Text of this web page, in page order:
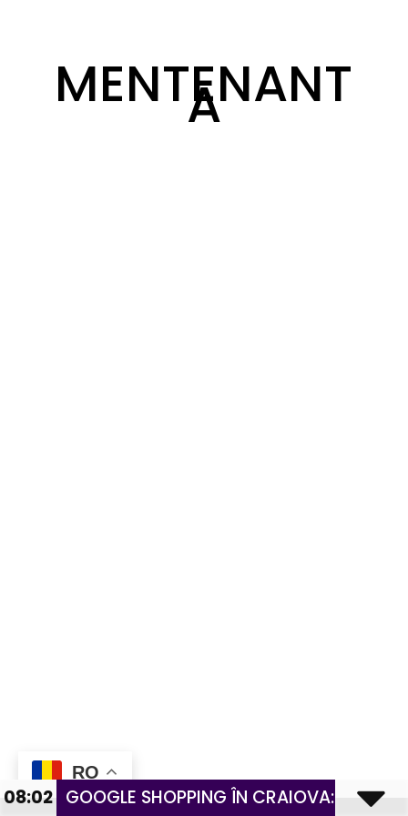
MENTENANT
A
RO
GOOGLE SHOPPING ÎN CRAIOVA: GHID
08:02